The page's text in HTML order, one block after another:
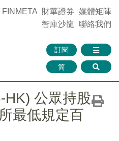
FINMETA 財華證券 媒體矩陣
智庫沙龍 聯絡我們
訂閱
简
HK) 公眾持股
最低規定百